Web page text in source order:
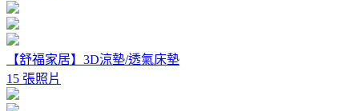
【舒福家居】3D涼墊/透氣床墊
15 張照片